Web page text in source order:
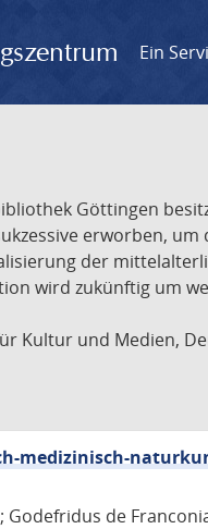
Ein
Göttingen
erworben,
der
wird zukünftig um
Kultur und Medien,
medizinisch-
Godefridus de